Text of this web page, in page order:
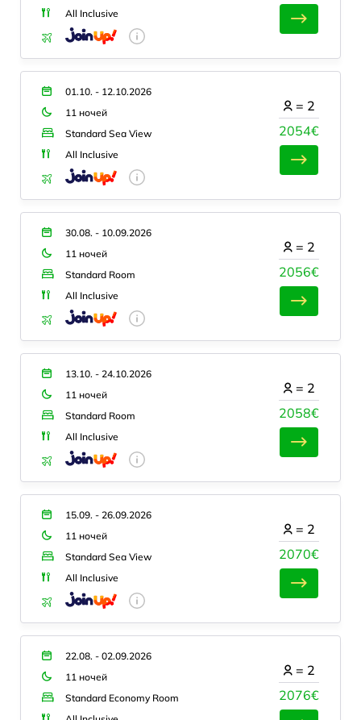
All Inclusive
01.10. - 12.10.2026
11 ночей
Standard Sea View
All Inclusive
2054€
= 2
30.08. - 10.09.2026
11 ночей
Standard Room
All Inclusive
2056€
= 2
13.10. - 24.10.2026
11 ночей
Standard Room
All Inclusive
2058€
= 2
15.09. - 26.09.2026
11 ночей
Standard Sea View
All Inclusive
2070€
= 2
22.08. - 02.09.2026
11 ночей
Standard Economy Room
2076€
= 2